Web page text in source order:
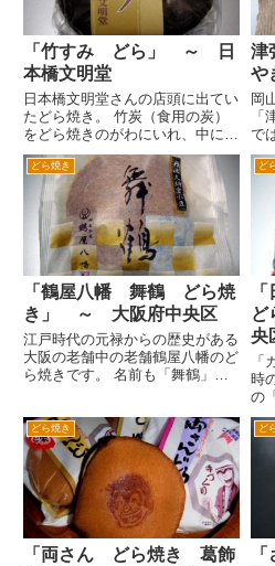
「竹すみ どら」 ～ 日
本橋文明堂
日本橋文明堂さんの店頭に出てい
たどら焼き。 竹炭（食用の炭）
をどら焼きのがわにいれ、中には
大納言がはさんであるとか。 表
面は焼いてあるので、茶色です
が、がわをきった中は炭色、つま
り黒いんです。がわの黒と大納言
の黒で、割ると黒い中身のどらや
き...
津
や
岡
「
で
た
に
は
べ
吉
あ
どら焼き
「鶴屋八幡 舞鶴 どら焼
き」 ～ 大阪府中央区
江戸時代の元禄からの歴史がある
大阪の老舗中の老舗鶴屋八幡のど
ら焼きです。 名前も「舞鶴」と
使ったこだわりのあんを使用して
いるとか。どら焼き表面に、つる
をかたどった焼印がされていま
す。
ど
央
「
時
の
カ
堂
で
き
て
どら焼き
「両さん どら焼き 葛飾
ど